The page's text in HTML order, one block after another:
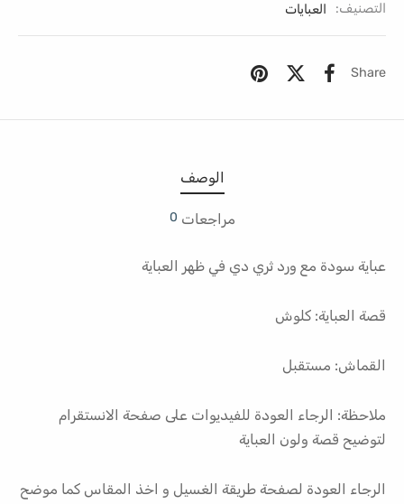
التصنيف: العبايات
Share
الوصف
مراجعات 0
عباية سودة مع ورد ثري دي في ظهر العباية
قصة العباية: كلوش
القماش: مستقبل
ملاحظة: الرجاء العودة للفيديوات على صفحة الانستقرام
لتوضيح قصة ولون العباية
الرجاء العودة لصفحة طريقة الغسيل و اخذ المقاس كما موضح